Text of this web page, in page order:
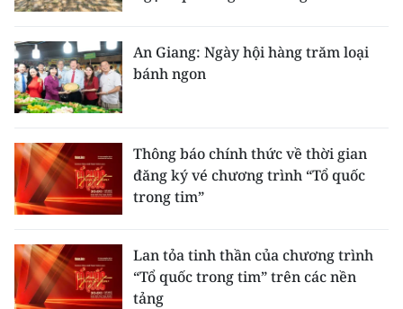
An Giang: Ngày hội hàng trăm loại
bánh ngon
Thông báo chính thức về thời gian
đăng ký vé chương trình “Tổ quốc
trong tim”
Lan tỏa tinh thần của chương trình
“Tổ quốc trong tim” trên các nền
tảng